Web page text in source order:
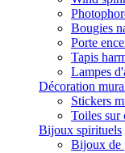
Bougies
Porte
Tapis
Lampes
Décoration
Stickers
Toiles sur
Bijoux spirituels
Bijoux de